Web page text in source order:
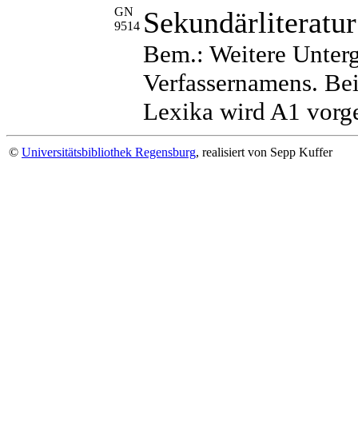
GN
9514 Sekundärliteratur
Bem.: Weitere
Verfassernamens.
Lexika wird A1
© Universitätsbibliothek Regensburg, realisiert von Sepp Kuffer